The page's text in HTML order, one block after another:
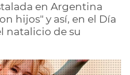
en Argentina
hijos" y así, en el Día
natalicio de su